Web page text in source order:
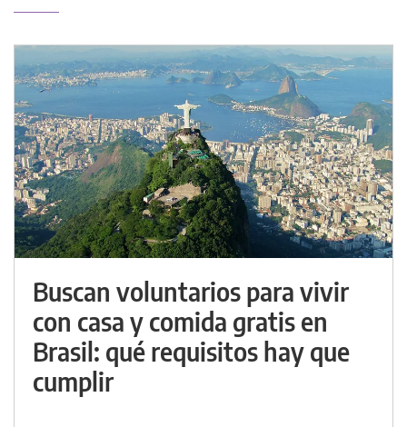
Buscan voluntarios para vivir
con casa y comida gratis en
Brasil: qué requisitos hay que
cumplir